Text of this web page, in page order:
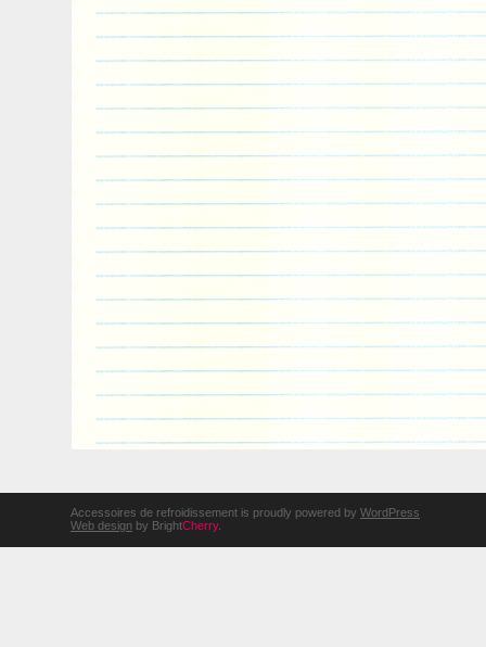
Accessoires de refroidissement is proudly powered by WordPress
Web design by BrightCherry.